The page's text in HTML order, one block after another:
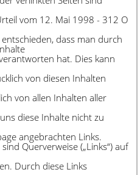
vom 12. Mai 1998 - 312 O
dass man durch
hat. Dies kann
von diesen Inhalten
von allen Inhalten aller
diese Inhalte nicht zu
angebrachten Links.
Querverweise („Links“) auf
Durch diese Links